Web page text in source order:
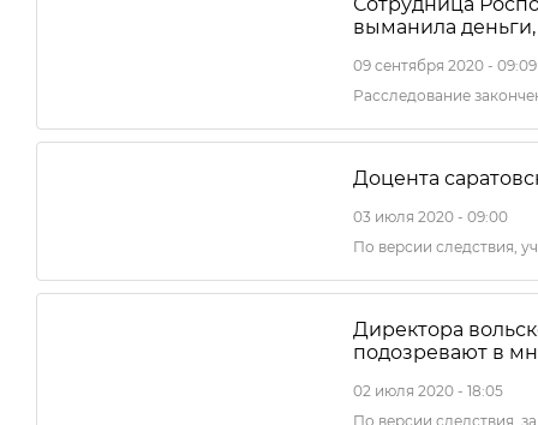
выманила
09 сентября 2020 - 09:09
Расследование
Доцента
03 июля 2020 - 09:00
По версии следствия,
Директора
подозревают в
02 июля 2020 - 18:05
По версии следствия,